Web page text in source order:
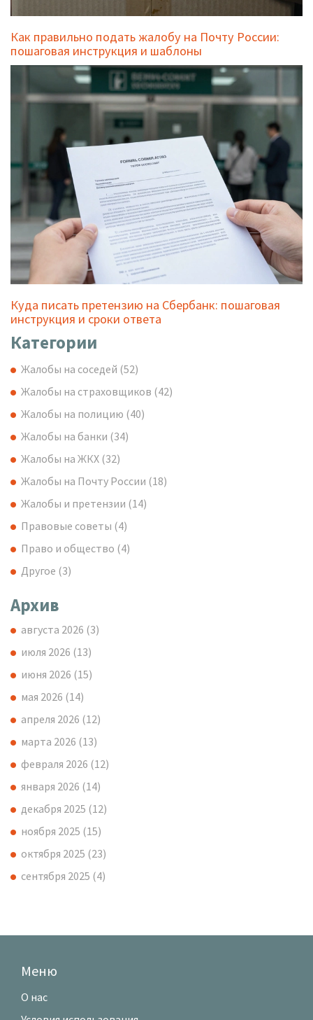
Как правильно подать жалобу на Почту России:
пошаговая инструкция и шаблоны
Куда писать претензию на Сбербанк: пошаговая
инструкция и сроки ответа
Категории
Жалобы на соседей (52)
Жалобы на страховщиков (42)
Жалобы на полицию (40)
Жалобы на банки (34)
Жалобы на ЖКХ (32)
Жалобы на Почту России (18)
Жалобы и претензии (14)
Правовые советы (4)
Право и общество (4)
Другое (3)
Архив
августа 2026 (3)
июля 2026 (13)
июня 2026 (15)
мая 2026 (14)
апреля 2026 (12)
марта 2026 (13)
февраля 2026 (12)
января 2026 (14)
декабря 2025 (12)
ноября 2025 (15)
октября 2025 (23)
сентября 2025 (4)
Меню
О нас